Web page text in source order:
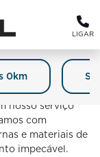
LIGAR
0km
nosso serviço
com
e materiais de
impecável.